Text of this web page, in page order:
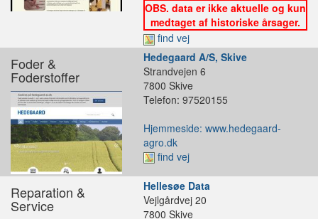
OBS. data er ikke aktuelle og kun
medtaget af historiske årsager.
find vej
Foder &
Foderstoffer
Hedegaard A/S, Skive
Strandvejen 6
7800 Skive
Telefon: 97520155
Hjemmeside: www.hedegaard-
agro.dk
find vej
Reparation &
Service
Hellesøe Data
Vejlgårdvej 20
7800 Skive